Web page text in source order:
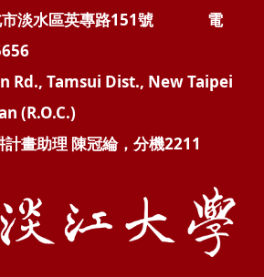
市淡水區英專路151號 電
Rd., Tamsui Dist., New Taipei
(R.O.C.)
畫助理 陳冠綸，分機2211